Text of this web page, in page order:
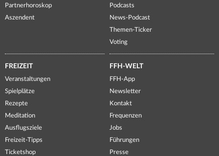
Partnerhoroskop
Aszendent
Podcasts
News-Podcast
Themen-Ticker
Voting
FREIZEIT
Veranstaltungen
Spielplätze
Rezepte
Meditation
Ausflugsziele
Freizeit-Tipps
Ticketshop
FFH-WELT
FFH-App
Newsletter
Kontakt
Frequenzen
Jobs
Führungen
Presse